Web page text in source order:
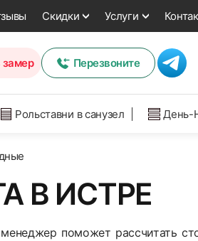
Скидки Услуги
замер Перезвоните
Рольставни в санузел День-
В ИСТРЕ
поможет рассчитать